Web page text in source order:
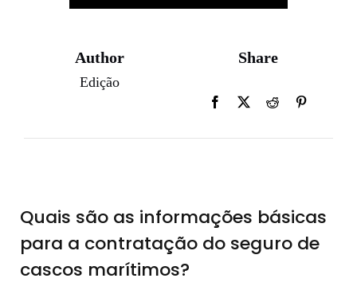
Author
Edição
Share
Quais são as informações básicas
para a contratação do seguro de
cascos marítimos?